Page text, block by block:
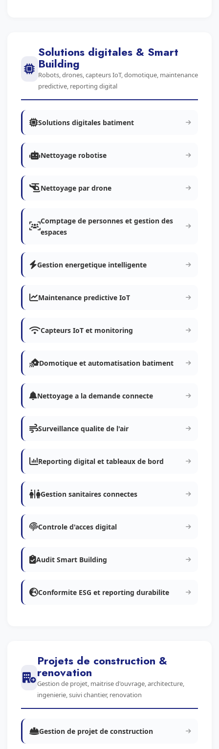
Solutions digitales & Smart
Building
Robots, drones, capteurs IoT, domotique, maintenance
predictive, reporting digital
Solutions digitales batiment
Nettoyage robotise
Nettoyage par drone
Comptage de personnes et gestion des
espaces
Gestion energetique intelligente
Maintenance predictive IoT
Capteurs IoT et monitoring
Domotique et automatisation batiment
Nettoyage a la demande connecte
Surveillance qualite de l'air
Reporting digital et tableaux de bord
Gestion sanitaires connectes
Controle d'acces digital
Audit Smart Building
Conformite ESG et reporting durabilite
Projets de construction &
renovation
Gestion de projet, maitrise d'ouvrage, architecture,
ingenierie, suivi chantier, renovation
Gestion de projet de construction